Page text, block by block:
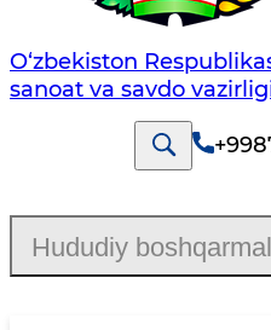
O‘zbekiston
sanoat va savdo
Hududiy